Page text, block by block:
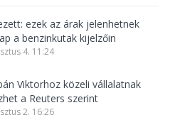
ezek az árak jelenhetnek
a benzinkutak kijelzőin
4. 11:24
Viktorhoz közeli vállalatnak
a Reuters szerint
2. 16:26